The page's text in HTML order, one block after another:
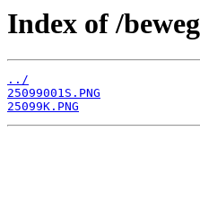
Index of /
../
25099001S.PNG
25099K.PNG